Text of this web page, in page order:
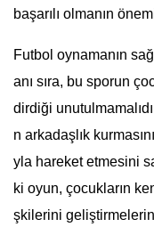
başarılı olmanın
Futbol oynamanın
anı sıra, bu sporun
dirdiği
n arkadaşlık
yla hareket etmesini
ki oyun, çocukların
şkilerini